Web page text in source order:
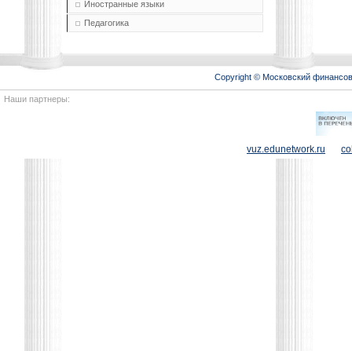
Иностранные языки
Педагогика
Copyright © Московский
Наши партнеры:
vuz.edunetwork.ru